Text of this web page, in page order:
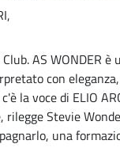
AS WONDER
con
la voce di ELIO
rilegge Stevie
una